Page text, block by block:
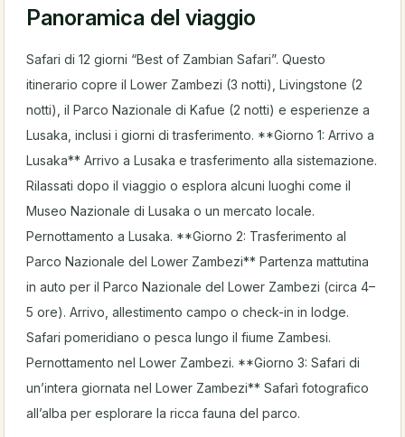
Panoramica del viaggio
Safari di 12 giorni “Best of Zambian Safari”. Questo
itinerario copre il Lower Zambezi (3 notti), Livingstone (2
notti), il Parco Nazionale di Kafue (2 notti) e esperienze a
Lusaka, inclusi i giorni di trasferimento. **Giorno 1: Arrivo a
Lusaka** Arrivo a Lusaka e trasferimento alla sistemazione.
Rilassati dopo il viaggio o esplora alcuni luoghi come il
Museo Nazionale di Lusaka o un mercato locale.
Pernottamento a Lusaka. **Giorno 2: Trasferimento al
Parco Nazionale del Lower Zambezi** Partenza mattutina
in auto per il Parco Nazionale del Lower Zambezi (circa 4–
5 ore). Arrivo, allestimento campo o check-in in lodge.
Safari pomeridiano o pesca lungo il fiume Zambesi.
Pernottamento nel Lower Zambezi. **Giorno 3: Safari di
un’intera giornata nel Lower Zambezi** Safarì fotografico
all’alba per esplorare la ricca fauna del parco.